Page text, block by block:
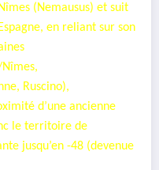
(Nemausus) et suit
en reliant sur son
Ruscino),
d’une ancienne
le territoire de
jusqu’en -48 (devenue